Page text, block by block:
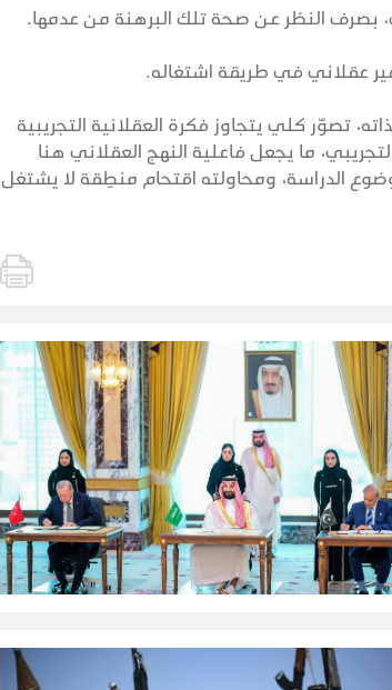
بصرف النظر عن صحة تلك البرهنة من عدمها.
عقلاني في طريقة اشتغاله.
تصوّر كلي يتجاوز فكرة العقلانية التجريبية
ما يجعل فاعلية النهج العقلاني هنا
الدراسة، ومحاولته اقتحام منطِقة لا يشتغل